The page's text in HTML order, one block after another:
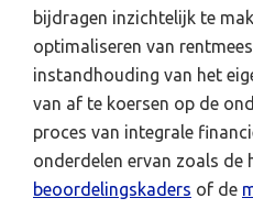
bijdragen inzichtelijk te
optimaliseren van
instandhouding van het
van af te koersen op de
proces van integrale
onderdelen ervan zoals de
beoordelingskaders of de